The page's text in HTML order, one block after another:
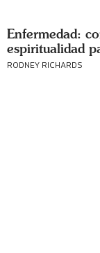
Enfermedad:
espiritualidad
RODNEY RICHARDS